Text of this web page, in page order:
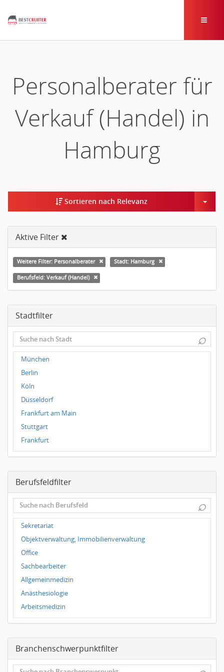
Personalberater für
Verkauf (Handel) in
Hamburg
Sortieren nach Relevanz
Aktive Filter
Weitere Filter: Personalberater Stadt: Hamburg
Berufsfeld: Verkauf (Handel)
Stadtfilter
⌕
München
Berlin
Köln
Düsseldorf
Frankfurt am Main
Stuttgart
Frankfurt
Dresden
Leipzig
Dortmund
Wuppertal
Hallbergmoos
Würzburg
Grünwald
Ulm
Bielefeld
Hannover
Duisburg
Berufsfeldfilter
⌕
Sekretariat
Objektverwaltung, Immobilienverwaltung
Office
Sachbearbeiter
Allgemeinmedizin
Anästhesiologie
Arbeitsmedizin
Augenheilkunde
Frauenheilkunde, Geburtshilfe
Hals-Nasen-Ohrenheilkunde
Branchenschwerpunktfilter